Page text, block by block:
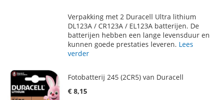
AAN
VERLANGLIJST
TE
VERGELIJKEN
Verpakking met 2 Duracell Ultra lithium
DL123A / CR123A / EL123A batterijen. De
batterijen hebben een lange levensduur en
kunnen goede prestaties leveren. Lees
verder
Fotobatterij 245 (2CR5) van Duracell
€ 8,15